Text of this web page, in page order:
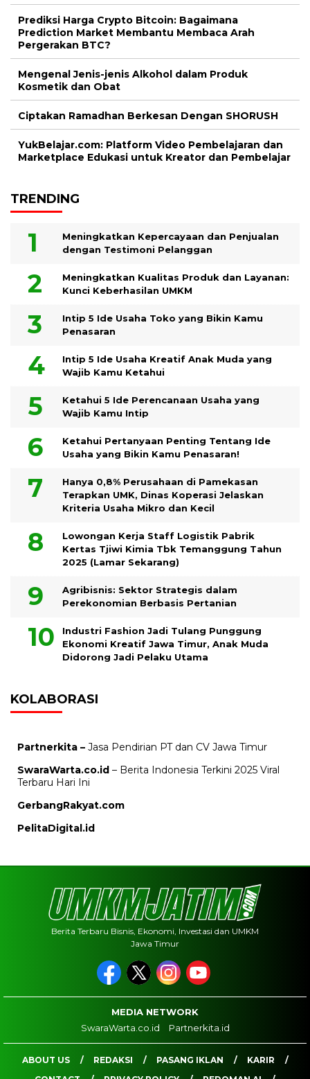
Prediksi Harga Crypto Bitcoin: Bagaimana
Prediction Market Membantu Membaca Arah
Pergerakan BTC?
Mengenal Jenis-jenis Alkohol dalam Produk
Kosmetik dan Obat
Ciptakan Ramadhan Berkesan Dengan SHORUSH
YukBelajar.com: Platform Video Pembelajaran dan
Marketplace Edukasi untuk Kreator dan Pembelajar
TRENDING
Meningkatkan Kepercayaan dan Penjualan
dengan Testimoni Pelanggan
Meningkatkan Kualitas Produk dan Layanan:
Kunci Keberhasilan UMKM
Intip 5 Ide Usaha Toko yang Bikin Kamu
Penasaran
Intip 5 Ide Usaha Kreatif Anak Muda yang
Wajib Kamu Ketahui
Ketahui 5 Ide Perencanaan Usaha yang
Wajib Kamu Intip
Ketahui Pertanyaan Penting Tentang Ide
Usaha yang Bikin Kamu Penasaran!
Hanya 0,8% Perusahaan di Pamekasan
Terapkan UMK, Dinas Koperasi Jelaskan
Kriteria Usaha Mikro dan Kecil
Lowongan Kerja Staff Logistik Pabrik
Kertas Tjiwi Kimia Tbk Temanggung Tahun
2025 (Lamar Sekarang)
Agribisnis: Sektor Strategis dalam
Perekonomian Berbasis Pertanian
Industri Fashion Jadi Tulang Punggung
Ekonomi Kreatif Jawa Timur, Anak Muda
Didorong Jadi Pelaku Utama
KOLABORASI
Partnerkita – Jasa Pendirian PT dan CV Jawa Timur
SwaraWarta.co.id – Berita Indonesia Terkini 2025 Viral
Terbaru Hari Ini
GerbangRakyat.com
PelitaDigital.id
Berita Terbaru Bisnis, Ekonomi, Investasi dan UMKM
Jawa Timur
MEDIA NETWORK
SwaraWarta.co.id
Partnerkita.id
ABOUT US REDAKSI PASANG IKLAN
KARIR